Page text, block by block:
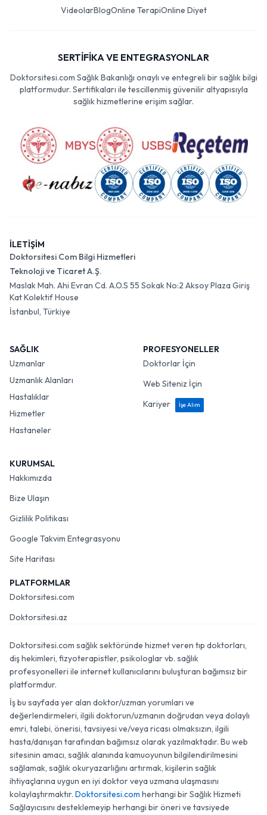
VideolarBlogOnline TerapiOnline Diyet
SERTİFİKA VE ENTEGRASYONLAR
Doktorsitesi.com Sağlık Bakanlığı onaylı ve entegreli bir sağlık bilgi
platformudur. Sertifikaları ile tescillenmiş güvenilir altyapısıyla
sağlık hizmetlerine erişim sağlar.
İLETİŞİM
Doktorsitesi Com Bilgi Hizmetleri
Teknoloji ve Ticaret A.Ş.
Maslak Mah. Ahi Evran Cd. A.O.S 55 Sokak No:2 Aksoy Plaza Giriş
Kat Kolektif House
İstanbul, Türkiye
SAĞLIK
Uzmanlar
Uzmanlık Alanları
Hastalıklar
Hizmetler
Hastaneler
PROFESYONELLER
Doktorlar İçin
Web Siteniz İçin
Kariyer
İşe Alım
KURUMSAL
Hakkımızda
Bize Ulaşın
Gizlilik Politikası
Google Takvim Entegrasyonu
Site Haritası
PLATFORMLAR
Doktorsitesi.com
Doktorsitesi.az
Doktorsitesi.com sağlık sektöründe hizmet veren tıp doktorları,
diş hekimleri, fizyoterapistler, psikologlar vb. sağlık
profesyonelleri ile internet kullanıcılarını buluşturan bağımsız bir
platformdur.
İş bu sayfada yer alan doktor/uzman yorumları ve
değerlendirmeleri, ilgili doktorun/uzmanın doğrudan veya dolaylı
emri, talebi, önerisi, tavsiyesi ve/veya ricası olmaksızın, ilgili
hasta/danışan tarafından bağımsız olarak yazılmaktadır. Bu web
sitesinin amacı, sağlık alanında kamuoyunun bilgilendirilmesini
sağlamak, sağlık okuryazarlığını artırmak, kişilerin sağlık
ihtiyaçlarına uygun en iyi doktor veya uzmana ulaşmasını
kolaylaştırmaktır. Doktorsitesi.com herhangi bir Sağlık Hizmeti
Sağlayıcısını desteklemeyip herhangi bir öneri ve tavsiyede